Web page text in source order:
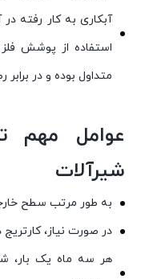
آبکاری به کار رفته
استفاده از پوشش
متداول بوده و در
عوامل مهم
شیرآلات
به طور مرتب سطح
در صورت نیاز،
هر سه ماه یک بار،